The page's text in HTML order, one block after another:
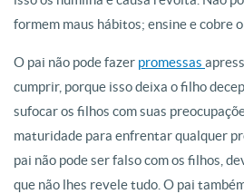
formem maus hábitos; ensine e cobre
O pai não pode fazer promessas
cumprir, porque isso deixa o filho
sufocar os filhos com suas
maturidade para enfrentar qualquer
pai não pode ser falso com os filhos,
que não lhes revele tudo. O pai